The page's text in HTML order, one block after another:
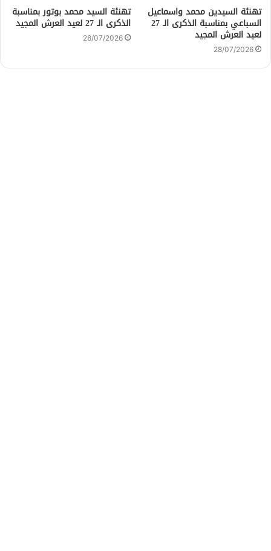
تهنئة السيدين محمد واسماعيل
السباعي بمناسبة الذكرى الـ 27
لعيد العرش المجيد
28/07/2026
تهنئة السيد محمد بوتور بمناسبة
الذكرى الـ 27 لعيد العرش المجيد
28/07/2026